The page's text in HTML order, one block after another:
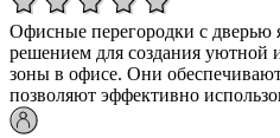
Офисные перегородки с дверью
решением для создания уютной
зоны в офисе. Они
позволяют эффективно